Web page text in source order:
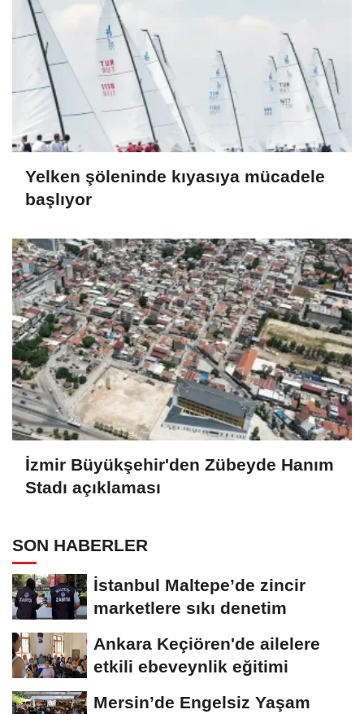
Yelken şöleninde kıyasıya mücadele
başlıyor
İzmir Büyükşehir'den Zübeyde Hanım
Stadı açıklaması
SON HABERLER
İstanbul Maltepe’de zincir
marketlere sıkı denetim
Ankara Keçiören'de ailelere
etkili ebeveynlik eğitimi
Mersin’de Engelsiz Yaşam